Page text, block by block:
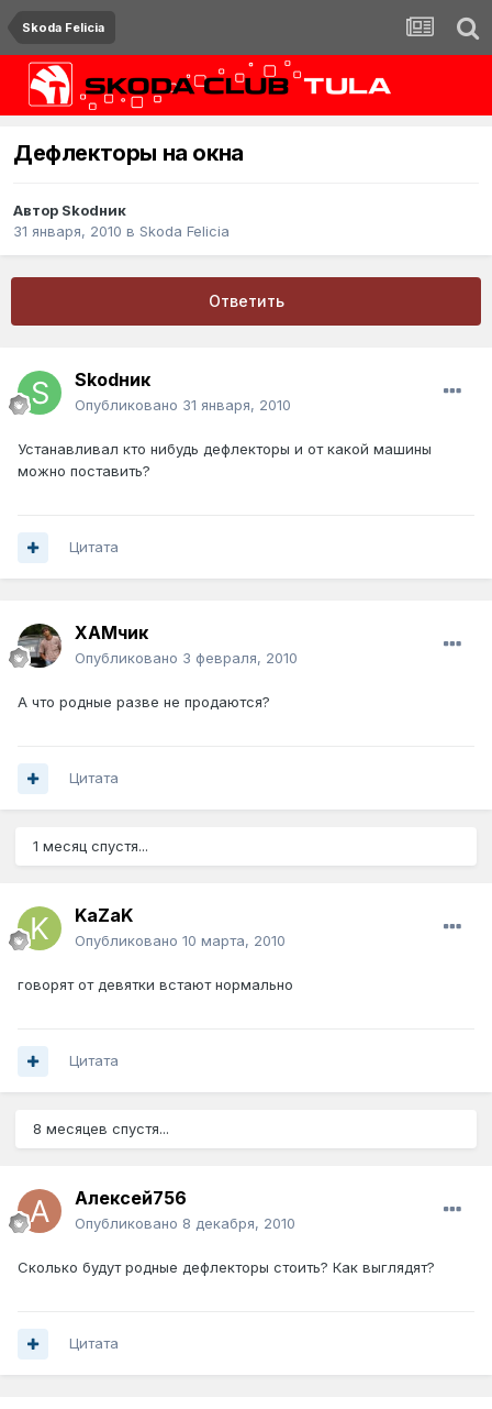
Skoda Felicia
Дефлекторы на окна
Автор Skodник
31 января, 2010 в Skoda Felicia
Ответить
Skodник
Опубликовано 31 января, 2010
Устанавливал кто нибудь дефлекторы и от какой машины
можно поставить?
Цитата
ХАМчик
Опубликовано 3 февраля, 2010
А что родные разве не продаются?
Цитата
1 месяц спустя...
KaZaK
Опубликовано 10 марта, 2010
говорят от девятки встают нормально
Цитата
8 месяцев спустя...
Алексей756
Опубликовано 8 декабря, 2010
Сколько будут родные дефлекторы стоить? Как выглядят?
Цитата